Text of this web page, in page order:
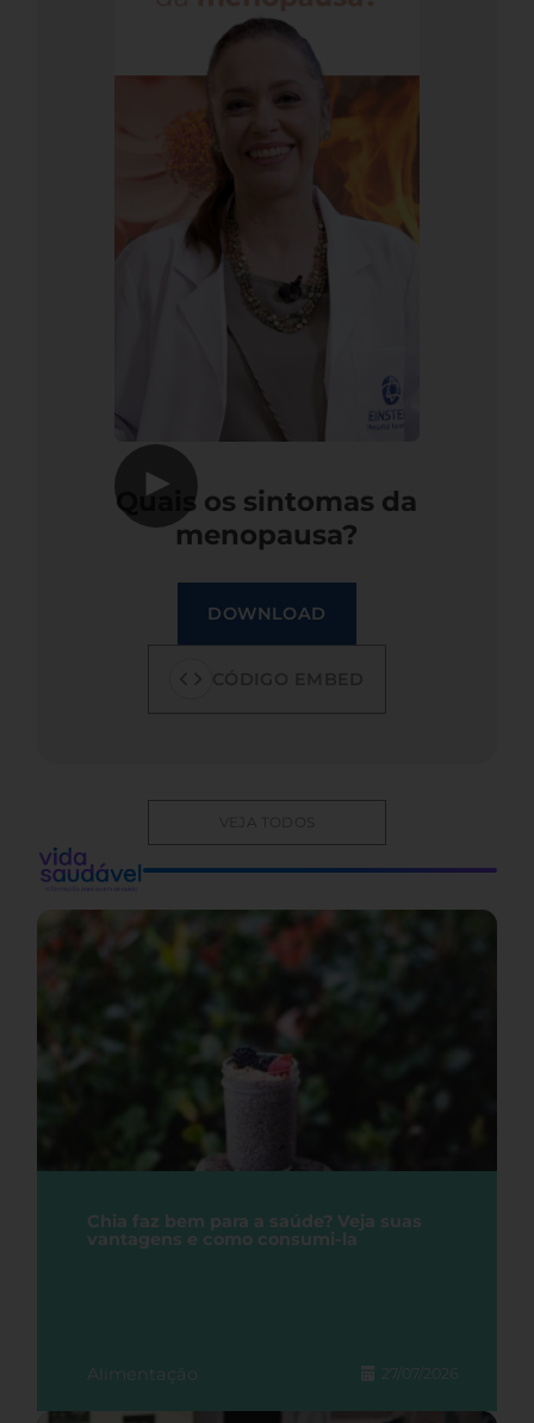
▶
Quais os sintomas da
menopausa?
DOWNLOAD
VEJA TODOS
Chia faz bem para a saúde? Veja suas
vantagens e como consumi-la
Alimentação 27/07/2026